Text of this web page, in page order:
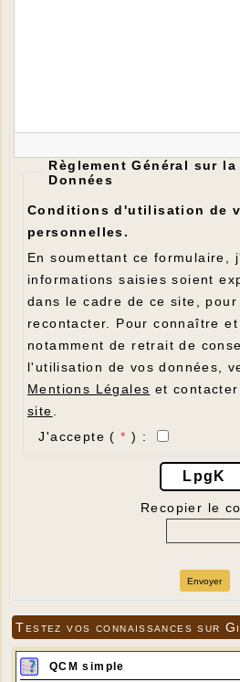
Règlement Général sur
Données
Conditions d'utilisation de
personnelles.
En soumettant ce formulaire,
informations saisies soient
dans le cadre de ce site,
recontacter. Pour connaître
notamment de retrait de
l'utilisation de vos données,
Mentions Légales et
site
J'accepte ( *) :
LpgK
Recopier le
Envoyer
Testez vos connaissances sur
QCM simple